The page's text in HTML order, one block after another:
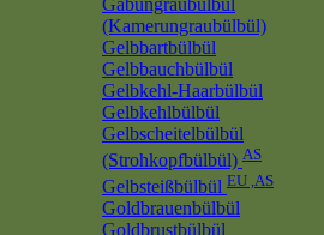
Gabungraubülbül
(Kamerungraubülbül)
Gelbbartbülbül
Gelbbauchbülbül
Gelbkehl-Haarbülbül
Gelbkehlbülbül
Gelbscheitelbülbül
(Strohkopfbülbül) AS
Gelbsteißbülbül EU ,AS
Goldbrauenbülbül
Goldbrustbülbül